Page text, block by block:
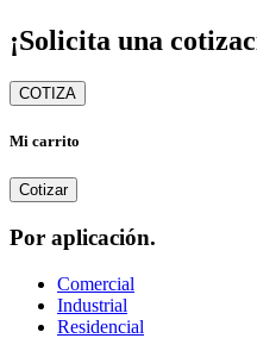
¡Solicita una
COTIZA
Mi carrito
Cotizar
Por aplicación.
Comercial
Industrial
Residencial